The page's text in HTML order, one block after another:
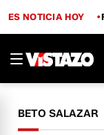
ES NOTICIA HOY
BETO SALAZAR